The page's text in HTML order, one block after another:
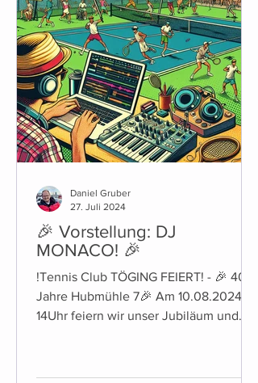
🎉 Vorstellung: DJ
MONACO! 🎉
!Tennis Club TÖGING FEIERT! - 🎉 40
Jahre Hubmühle 7🎉 Am 10.08.2024 ab
14Uhr feiern wir unser Jubiläum und
Daniel Gruber
27. Juli 2024